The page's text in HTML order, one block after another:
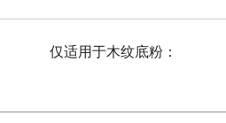
仅适用于木纹底粉：